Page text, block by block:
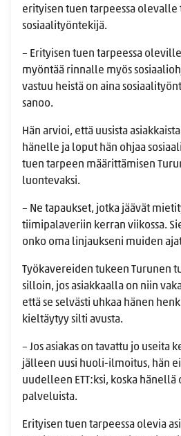
erityisen tuen tarpeessa olevalle
sosiaalityöntekijä.
– Erityisen tuen tarpeessa
myöntää rinnalle myös
vastuu heistä on aina
sanoo.
Hän arvioi, että uusista
hänelle ja loput hän ohjaa
tuen tarpeen määrittämisen
luontevaksi.
– Ne tapaukset, jotka jäävät
tiimipalaveriin kerran viikossa.
onko oma linjaukseni muiden
Työkavereiden tukeen Turunen
silloin, jos asiakkaalla on niin
että se selvästi uhkaa hänen
kieltäytyy silti avusta.
– Jos asiakas on tavattu jo useita
jälleen uusi huoli-ilmoitus, hän
uudelleen ETT:ksi, koska
palveluista.
Erityisen tuen tarpeessa olevia